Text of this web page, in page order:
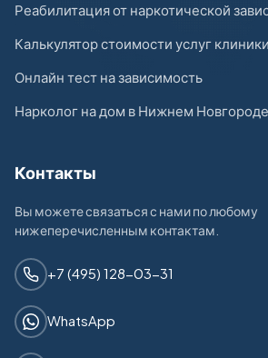
Реабилитация от наркотической
Калькулятор стоимости услуг клиники
Онлайн тест на зависимость
Нарколог на дом в Нижнем Новгороде
Контакты
Вы можете связаться с нами по любому
нижеперечисленным контактам.
+7 (495) 128-03-31
WhatsApp